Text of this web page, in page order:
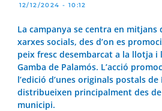
12/12/2024 - 10:12
La campanya se centra en mitjans
xarxes socials, des d’on es
peix fresc desembarcat a la llotja i
Gamba de Palamós. L’acció
l’edició d’unes originals postals de
distribueixen principalment des
municipi.